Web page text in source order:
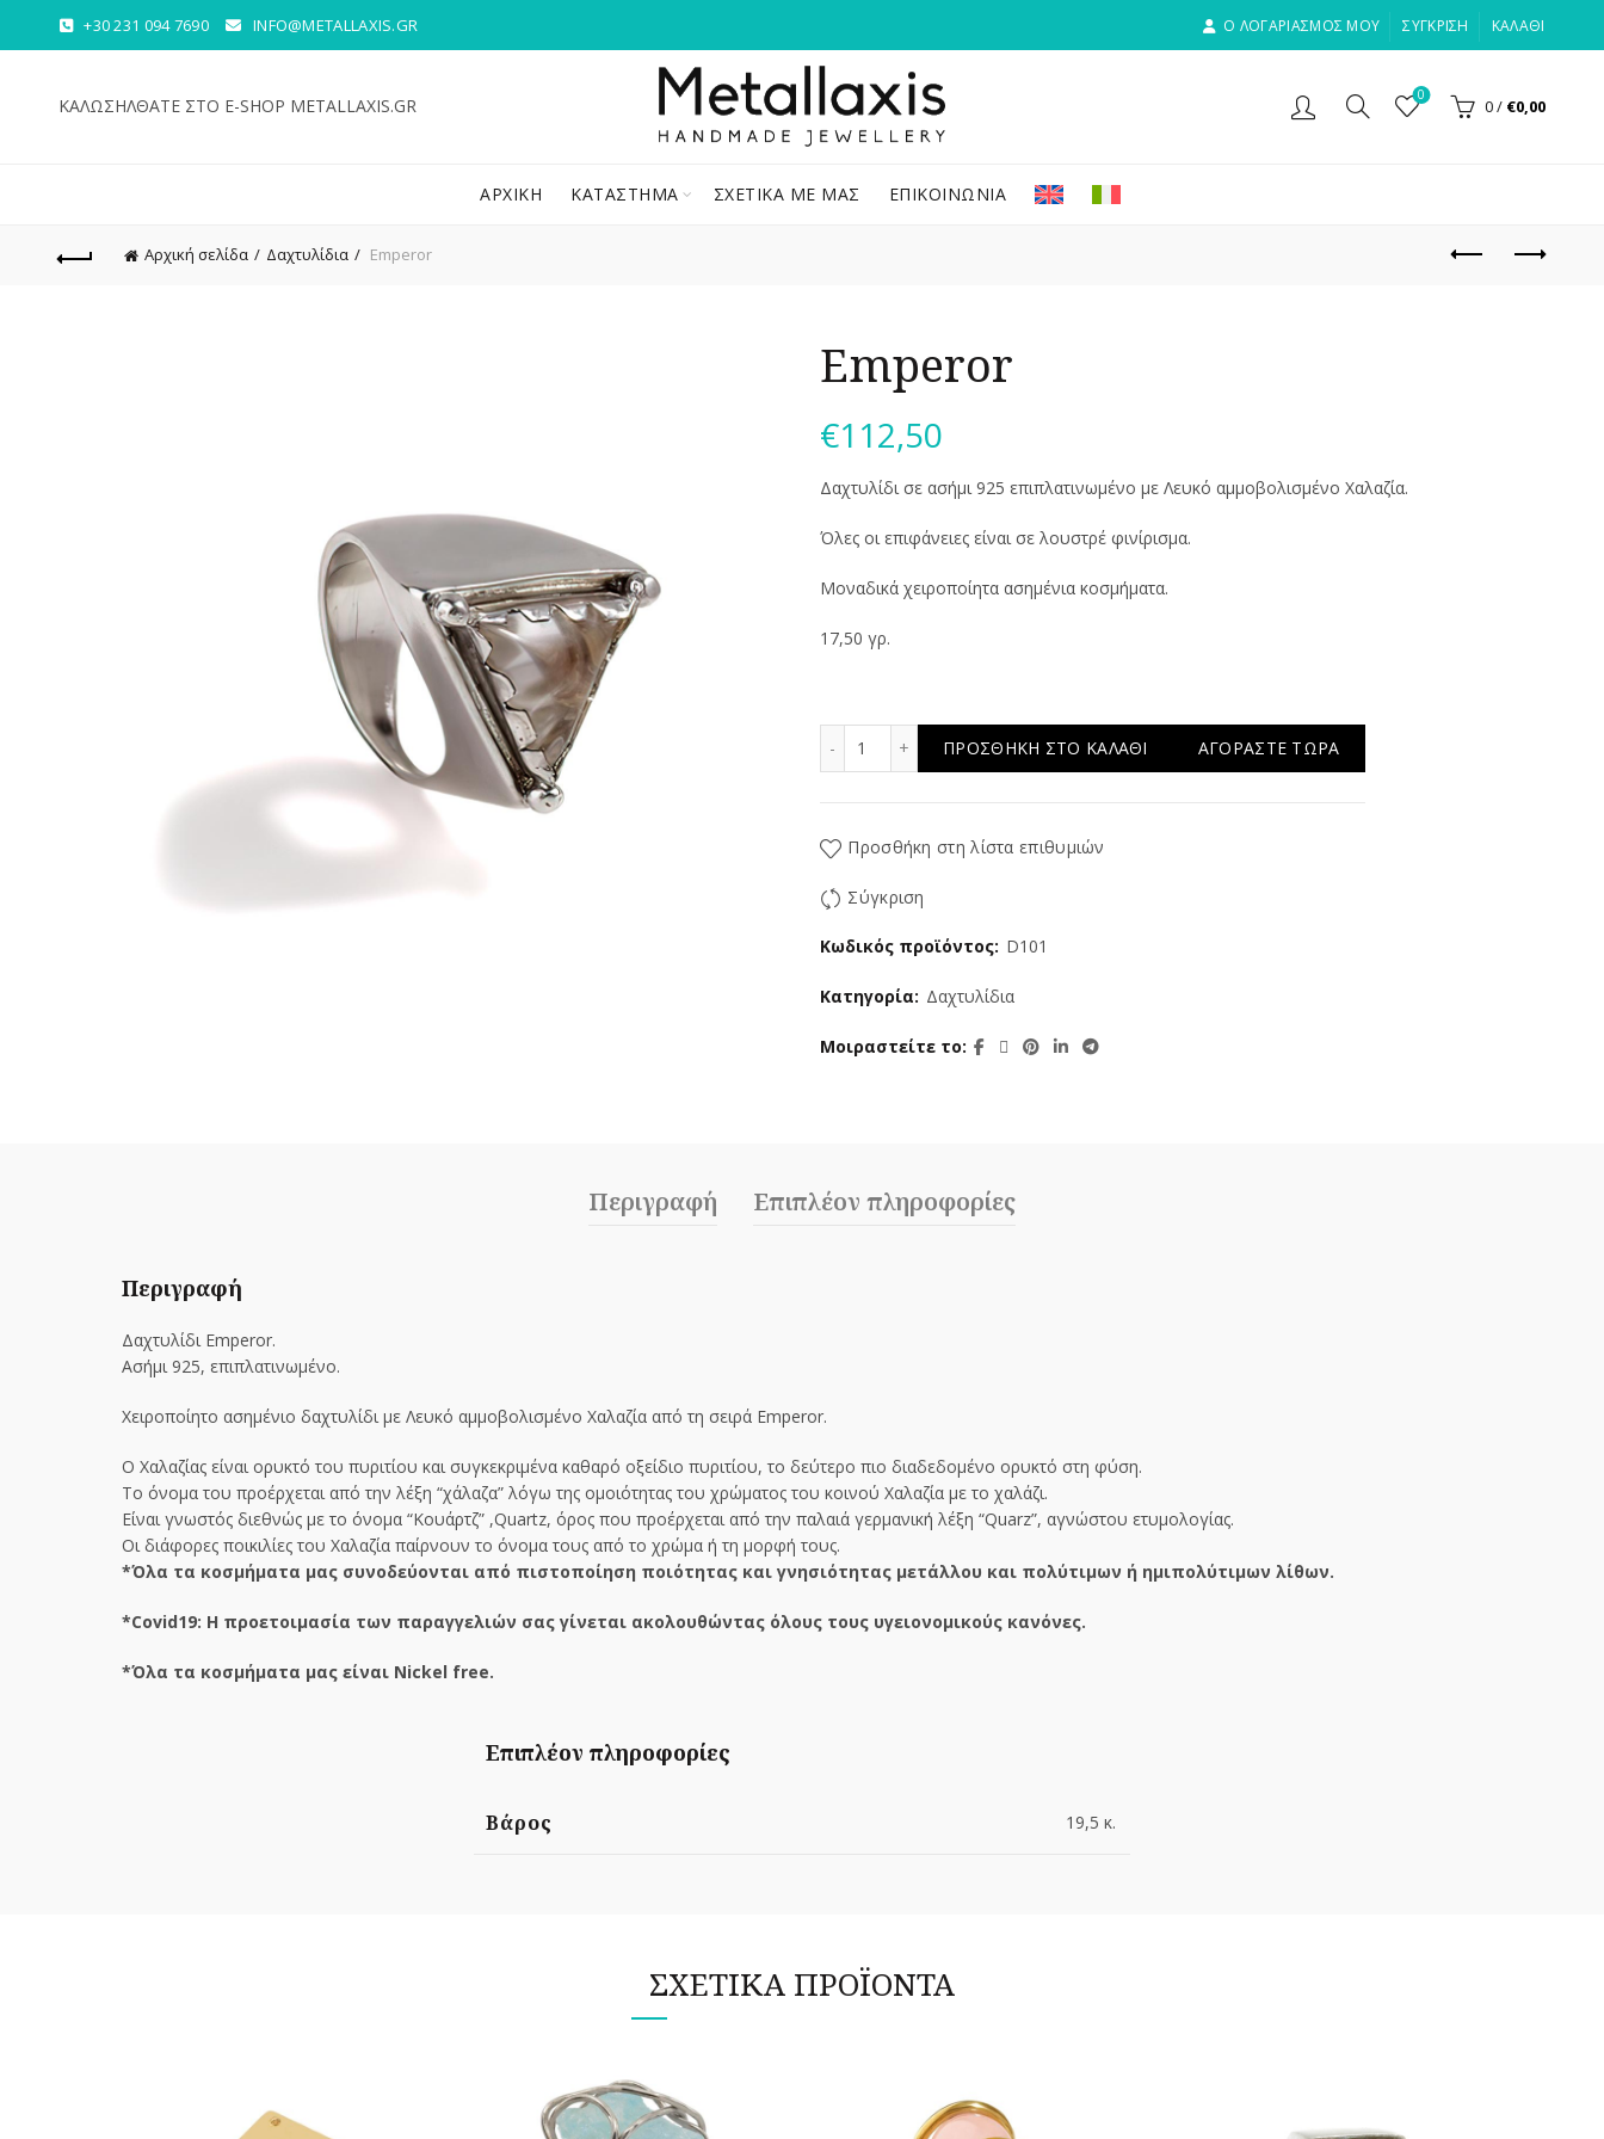
+30 231 094 7690 INFO@METALLAXIS.GR Ο ΛΟΓΑΡΙΑΣΜΟΣ ΜΟΥ ΣΎΓΚΡΙΣΗ ΚΑΛΆΘΙ
ΚΑΛΩΣΗΛΘΑΤΕ ΣΤΟ E-SHOP METALLAXIS.GR 0
0/ €0,00
ΑΡΧΙΚΉ ΚΑΤΆΣΤΗΜΑ ΣΧΕΤΙΚΆ ΜΕ ΜΑΣ ΕΠΙΚΟΙΝΩΝΊΑ
Αρχική σελίδα Δαχτυλίδια Emperor
Emperor
€112,50
Δαχτυλίδι σε ασήμι 925 επιπλατινωμένο με Λευκό αμμοβολισμένο Χαλαζία.
Όλες οι επιφάνειες είναι σε λουστρέ φινίρισμα.
Μοναδικά χειροποίητα ασημένια κοσμήματα.
17,50 γρ.
ΠΡΟΣΘΉΚΗ ΣΤΟ ΚΑΛΆΘΙ ΑΓΟΡΆΣΤΕ ΤΏΡΑ
Προσθήκη στη λίστα επιθυμιών
Σύγκριση
Κωδικός προϊόντος: D101
Κατηγορία: Δαχτυλίδια
Μοιραστείτε το
Περιγραφή Επιπλέον πληροφορίες
Περιγραφή
Δαχτυλίδι Emperor.
Ασήμι 925, επιπλατινωμένo.
Χειροποίητο ασημένιο δαχτυλίδι με Λευκό αμμοβολισμένο Χαλαζία από τη σειρά Emperor.
Ο Χαλαζίας είναι ορυκτό του πυριτίου και συγκεκριμένα καθαρό οξείδιο πυριτίου, το δεύτερο πιο διαδεδομένο ορυκτό στη φύση.
Το όνομα του προέρχεται από την λέξη “χάλαζα” λόγω της ομοιότητας του χρώματος του κοινού Χαλαζία με το χαλάζι.
Είναι γνωστός διεθνώς με το όνομα “Κουάρτζ” ,Quartz, όρος που προέρχεται από την παλαιά γερμανική λέξη “Quarz”, αγνώστου ετυμολογίας.
Οι διάφορες ποικιλίες του Χαλαζία παίρνουν το όνομα τους από το χρώμα ή τη μορφή τους.
*Όλα τα κοσμήματα μας συνοδεύονται από πιστοποίηση ποιότητας και γνησιότητας μετάλλου και πολύτιμων ή ημιπολύτιμων λίθων.
*Covid19: Η προετοιμασία των παραγγελιών σας γίνεται ακολουθώντας όλους τους υγειονομικούς κανόνες.
*Όλα τα κοσμήματα μας είναι Nickel free.
Επιπλέον πληροφορίες
Βάρος 19,5 κ.
ΣΧΕΤΙΚΆ ΠΡΟΪΌΝΤΑ